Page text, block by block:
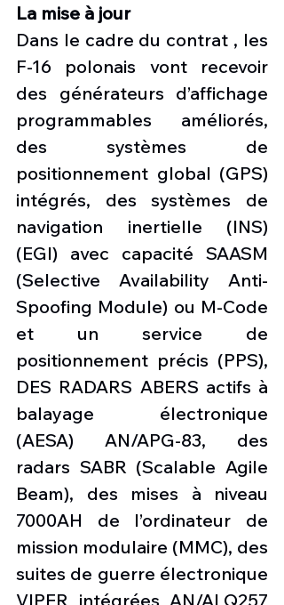
La mise à jour
Dans le cadre du contrat , les
F-16 polonais vont recevoir
des générateurs d’affichage
programmables améliorés,
des systèmes de
positionnement global (GPS)
intégrés, des systèmes de
navigation inertielle (INS)
(EGI) avec capacité SAASM
(Selective Availability Anti-
Spoofing Module) ou M-Code
et un service de
positionnement précis (PPS),
DES RADARS ABERS actifs à
balayage électronique
(AESA) AN/APG-83, des
radars SABR (Scalable Agile
Beam), des mises à niveau
7000AH de l’ordinateur de
mission modulaire (MMC), des
suites de guerre électronique
VIPER intégrées AN/ALQ257